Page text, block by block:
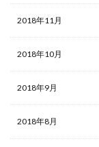
2018年11月
2018年10月
2018年9月
2018年8月